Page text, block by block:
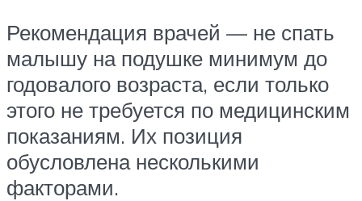
Рекомендация врачей — не спать
малышу на подушке минимум до
годовалого возраста, если только
этого не требуется по медицинским
показаниям. Их позиция
обусловлена несколькими
факторами.